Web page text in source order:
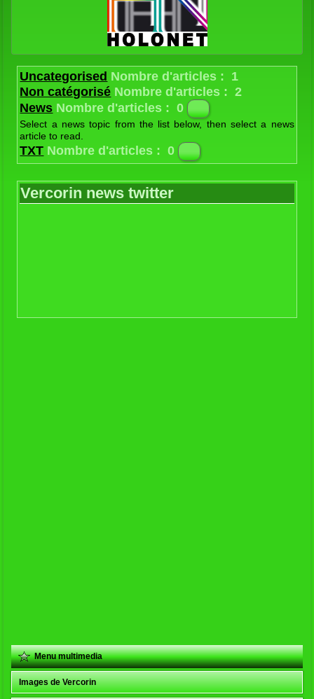
Uncategorised Nombre d'articles : 1
Non catégorisé Nombre d'articles : 2
News Nombre d'articles : 0
Select a news topic from the list below, then select a news
article to read.
Latest Nombre d'articles : 1
The latest news from the Joomla! Team
TXT Nombre d'articles : 0
Contes et légendes Nombre d'articles : 24
Textes historiques Nombre d'articles : 14
Vercorin news twitter
Menu multimedia
Images de Vercorin